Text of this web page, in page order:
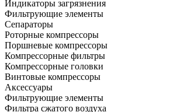
Индикаторы загрязнения
Фильтрующие элементы
Сепараторы
Роторные компрессоры
Поршневые компрессоры
Компрессорные фильтры
Компрессорные головки
Винтовые компрессоры
Аксессуары
Фильтрующие элементы
Фильтра сжатого воздуха